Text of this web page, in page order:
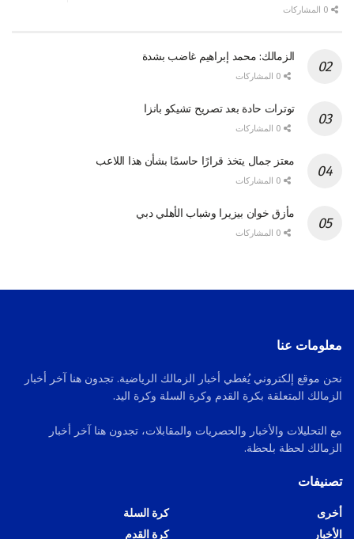
الزمالك: محمد إبراهيم غاضب بشدة
توترات حادة بعد تصريح تشيكو بانزا
معتز جمال يتخذ قرارًا حاسمًا بشأن هذا اللاعب
مأزق خوان بيزيرا وشباب الأهلي دبي
معلومات عنا
نحن موقع إلكتروني يُغطي أخبار الزمالك الرياضية. تجدون هنا آخر أخبار
الزمالك المتعلقة بكرة القدم وكرة السلة وكرة اليد.
مع التحليلات والأخبار والحصريات والمقابلات، تجدون هنا آخر أخبار
الزمالك لحظة بلحظة.
تصنيفات
أخرى
الأخبار
كرة السلة
كرة القدم